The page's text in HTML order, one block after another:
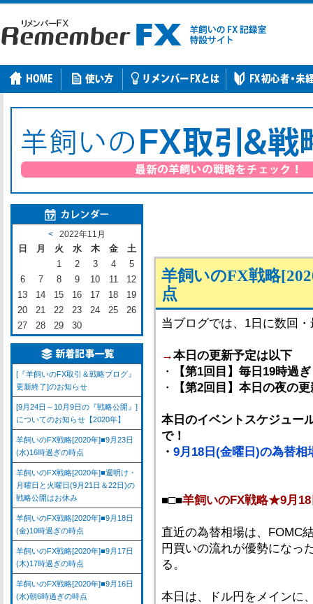
羊飼いのFX戦略
点
当ブログでは、1日に数回
→本日の更新予定は以下
・
【第1回目】毎日19時過
・
【第2回目】本日の夜の
本日のイベントスケジュー
で！
・ 9月18日(金曜日)の為替相
■□■羊飼いのFX戦略★9月
直近の為替相場は、FOMC
円買いの流れが優勢になっ
る。
本日は、ドル円をメインに
< 2022年11月
日 月 火 水 木 金
土
1
2 3 4
5
6
7 8 9 10 11
12
13
14 15 16 17 18
19
20
21 22 23 24 25
26
27
28 29 30
[『羊飼いのFX取引＆戦略ブログ』
更新終了]のお知らせ
[9月24日～10月9日の『戦略公開』]
についてのお知らせ【2020年】
羊飼いのFX戦略[2020年]■9月23日
(水)16時過ぎの時点
羊飼いのFX戦略[2020年]■週明け・
月曜日と火曜日(9月21日＆22日)の
戦略公開はお休み
羊飼いのFX戦略[2020年]■9月18日
(金)10時過ぎの時点
羊飼いのFX戦略[2020年]■9月17日
(木)17時過ぎの時点
羊飼いのFX戦略[2020年]■9月16日
(水)朝6時過ぎの時点